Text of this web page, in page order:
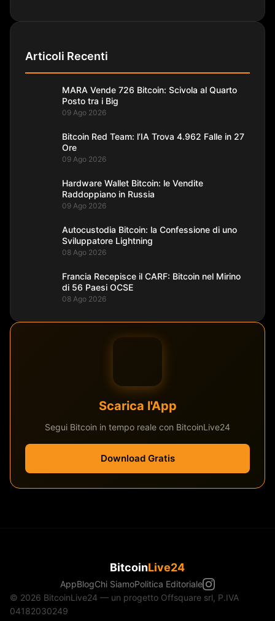
Articoli Recenti
MARA Vende 726 Bitcoin: Scivola al Quarto
Posto tra i Big
09 Ago 2026
Bitcoin Red Team: l’IA Trova 4.962 Falle in 27
Ore
09 Ago 2026
Hardware Wallet Bitcoin: le Vendite
Raddoppiano in Russia
09 Ago 2026
Autocustodia Bitcoin: la Confessione di uno
Sviluppatore Lightning
08 Ago 2026
Francia Recepisce il CARF: Bitcoin nel Mirino
di 56 Paesi OCSE
08 Ago 2026
Scarica l'App
Segui Bitcoin in tempo reale con BitcoinLive24
Download Gratis
BitcoinLive24
AppBlogChi SiamoPolitica Editoriale
© 2026 BitcoinLive24 — un progetto Offsquare srl, P.IVA
04182030249